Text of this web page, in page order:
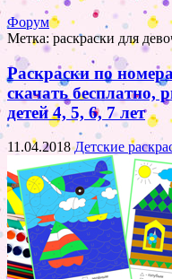
Форум
Метка:раскраски для
Раскраски по
скачать бесплатно,
детей 4, 5, 6, 7 лет
11.04.2018Детские